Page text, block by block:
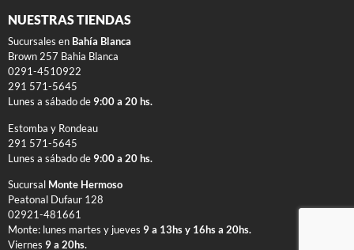
NUESTRAS TIENDAS
Sucursales en Bahía Blanca
Brown 257 Bahia Blanca
0291-4510922
291 571-5645
Lunes a sábado de 9:00 a 20 hs.
Estomba y Rondeau
291 571-5645
Lunes a sábado de 9:00 a 20 hs.
Sucursal Monte Hermoso
Peatonal Dufaur 128
02921-481661
Monte: lunes martes y jueves 9 a 13hs y 16hs a 20hs.
Viernes 9 a 20hs.